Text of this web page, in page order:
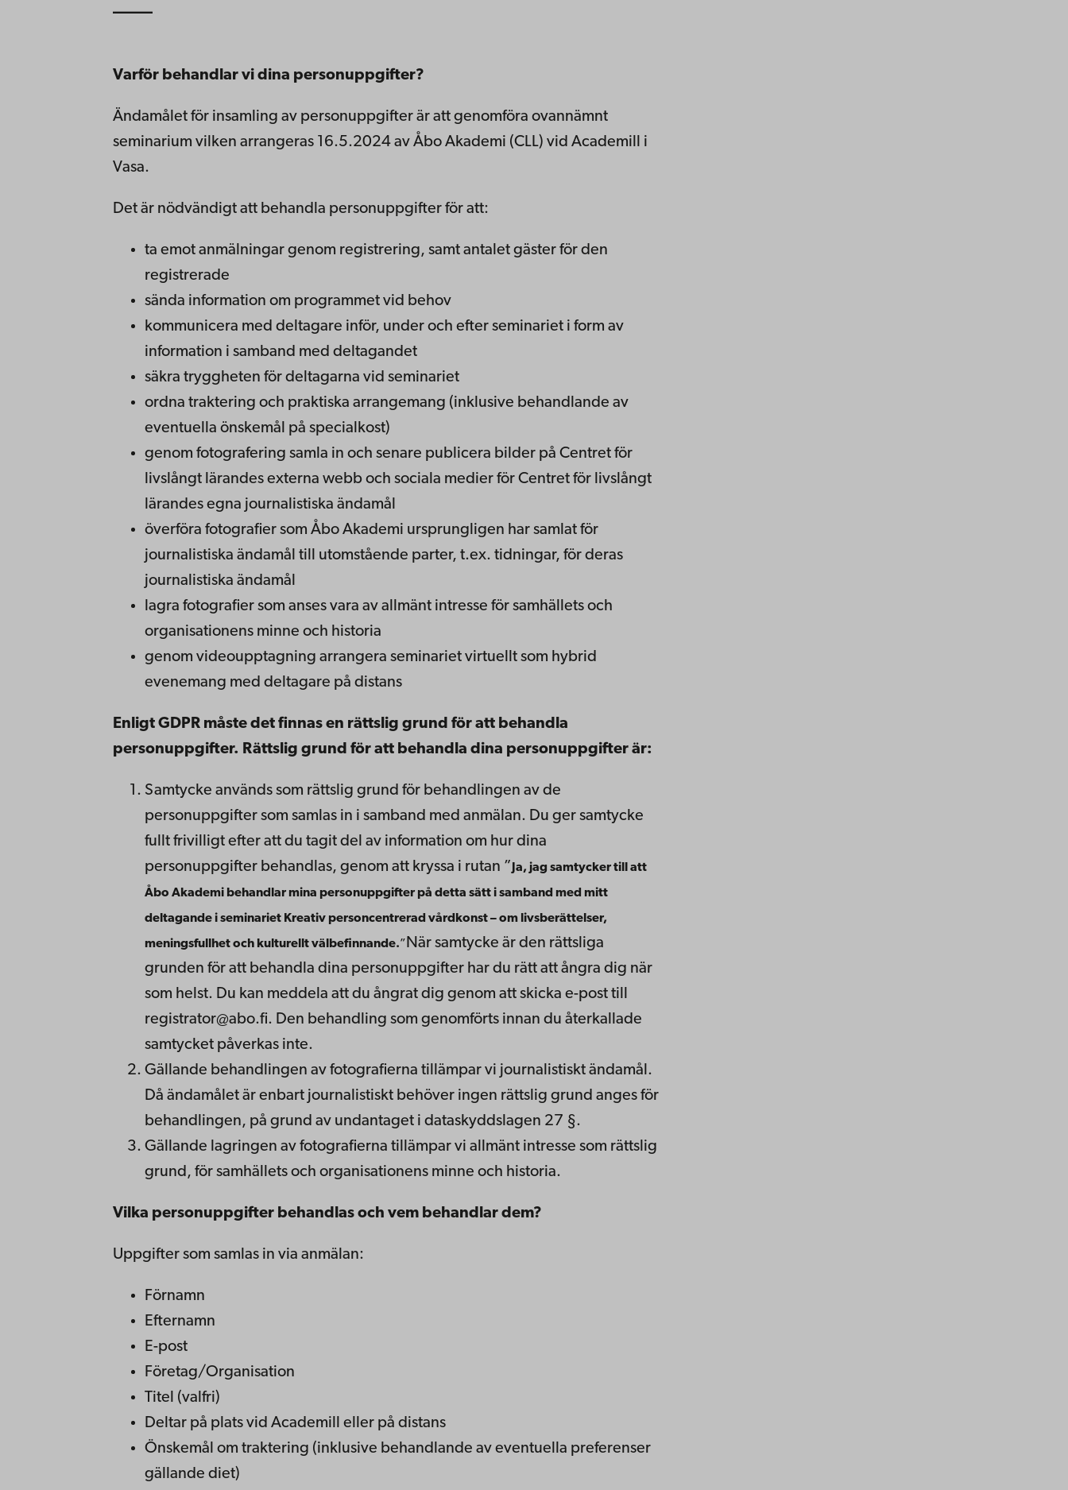
_____
Varför behandlar vi dina personuppgifter?
Ändamålet för insamling av personuppgifter är att genomföra ovannämnt
seminarium vilken arrangeras 16.5.2024 av Åbo Akademi (CLL) vid Academill i
Vasa.
Det är nödvändigt att behandla personuppgifter för att:
ta emot anmälningar genom registrering, samt antalet gäster för den
registrerade
sända information om programmet vid behov
kommunicera med deltagare inför, under och efter seminariet i form av
information i samband med deltagandet
säkra tryggheten för deltagarna vid seminariet
ordna traktering och praktiska arrangemang (inklusive behandlande av
eventuella önskemål på specialkost)
genom fotografering samla in och senare publicera bilder på Centret för
livslångt lärandes externa webb och sociala medier för Centret för livslångt
lärandes egna journalistiska ändamål
överföra fotografier som Åbo Akademi ursprungligen har samlat för
journalistiska ändamål till utomstående parter, t.ex. tidningar, för deras
journalistiska ändamål
lagra fotografier som anses vara av allmänt intresse för samhällets och
organisationens minne och historia
genom videoupptagning arrangera seminariet virtuellt som hybrid
evenemang med deltagare på distans
Enligt GDPR måste det finnas en rättslig grund för att behandla
personuppgifter. Rättslig grund för att behandla dina personuppgifter är:
Samtycke används som rättslig grund för behandlingen av de
personuppgifter som samlas in i samband med anmälan. Du ger samtycke
fullt frivilligt efter att du tagit del av information om hur dina
personuppgifter behandlas, genom att kryssa i rutan ” Ja, jag samtycker till att
Åbo Akademi behandlar mina personuppgifter på detta sätt i samband med mitt
deltagande i seminariet Kreativ personcentrerad vårdkonst – om livsberättelser,
meningsfullhet och kulturellt välbefinnande.”När samtycke är den rättsliga
grunden för att behandla dina personuppgifter har du rätt att ångra dig när
som helst. Du kan meddela att du ångrat dig genom att skicka e-post till
registrator@abo.fi. Den behandling som genomförts innan du återkallade
samtycket påverkas inte.
Gällande behandlingen av fotografierna tillämpar vi journalistiskt ändamål.
Då ändamålet är enbart journalistiskt behöver ingen rättslig grund anges för
behandlingen, på grund av undantaget i dataskyddslagen 27 §.
Gällande lagringen av fotografierna tillämpar vi allmänt intresse som rättslig
grund, för samhällets och organisationens minne och historia.
Vilka personuppgifter behandlas och vem behandlar dem?
Uppgifter som samlas in via anmälan:
Förnamn
Efternamn
E-post
Företag/Organisation
Titel (valfri)
Deltar på plats vid Academill eller på distans
Önskemål om traktering (inklusive behandlande av eventuella preferenser
gällande diet)